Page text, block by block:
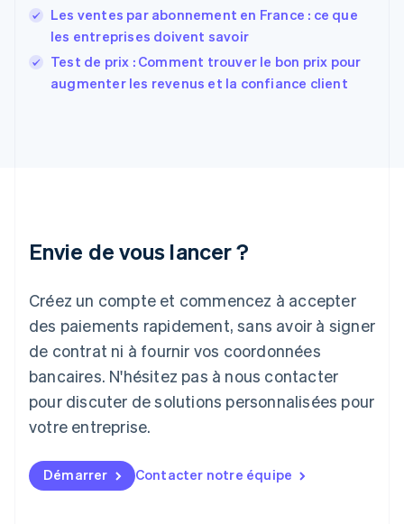
Les ventes par abonnement en France : ce que
les entreprises doivent savoir
Test de prix : Comment trouver le bon prix pour
augmenter les revenus et la confiance client
Envie de vous lancer ?
Créez un compte et commencez à accepter
des paiements rapidement, sans avoir à signer
de contrat ni à fournir vos coordonnées
bancaires. N'hésitez pas à nous contacter
pour discuter de solutions personnalisées pour
votre entreprise.
Démarrer Contacter notre équipe
Français English
Gibraltar
English
Grèce
English
Japon
Lettonie
English
Liechtenstein
DeutschEnglish
Lituanie
Luxembourg
FrançaisDeutschEnglish
English简体中文
Malte